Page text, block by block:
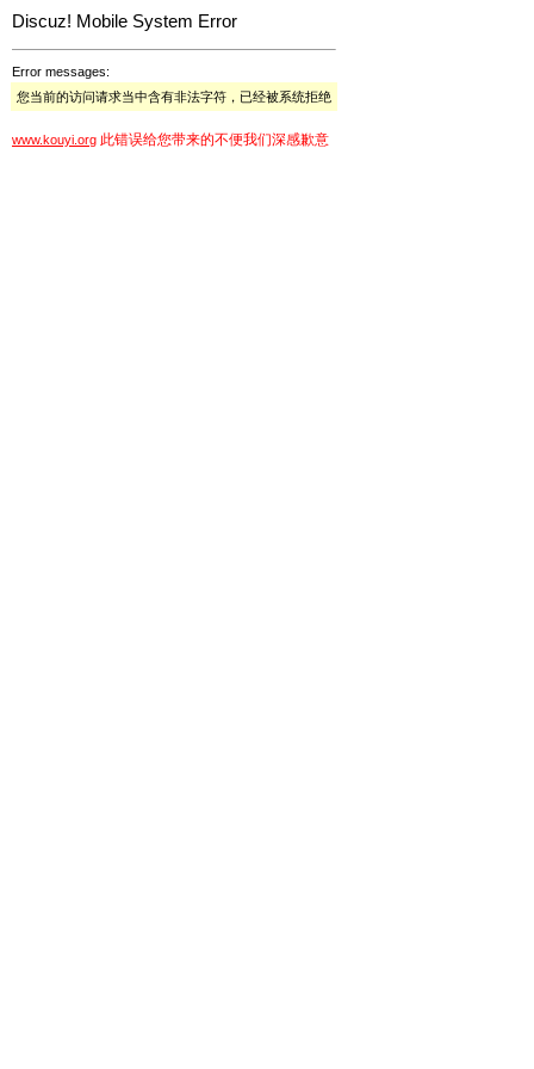
Discuz! Mobile System Error
Error messages:
您当前的访问请求当中含有非法字符，已经被系统拒绝
www.kouyi.org 此错误给您带来的不便我们深感歉意